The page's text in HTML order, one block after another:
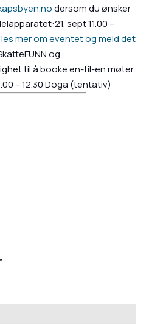
dersom du ønsker
sept 11.00 –
les mer om eventet og meld det
og
til å booke en-til-en møter
– 12.30 Doga (tentativ)